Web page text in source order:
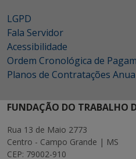
LGPD
Fala Servidor
Acessibilidade
Ordem Cronológica de
Planos de Contratações
FUNDAÇÃO DO TRABALHO
Rua 13 de Maio 2773
Centro - Campo Grande | MS
CEP: 79002-910